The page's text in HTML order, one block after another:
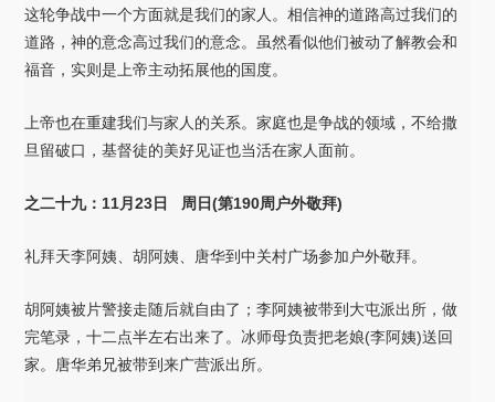
这轮争战中一个方面就是我们的家人。相信神的道路高过我们的
道路，神的意念高过我们的意念。虽然看似他们被动了解教会和
福音，实则是上帝主动拓展他的国度。
上帝也在重建我们与家人的关系。家庭也是争战的领域，不给撒
旦留破口，基督徒的美好见证也当活在家人面前。
之二十九：11月23日 周日(第190周户外敬拜)
礼拜天李阿姨、胡阿姨、唐华到中关村广场参加户外敬拜。
胡阿姨被片警接走随后就自由了；李阿姨被带到大屯派出所，做
完笔录，十二点半左右出来了。冰师母负责把老娘(李阿姨)送回
家。唐华弟兄被带到来广营派出所。